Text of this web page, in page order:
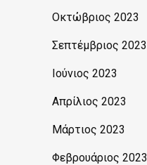
Οκτώβριος 2023
Σεπτέμβριος 2023
Ιούνιος 2023
Απρίλιος 2023
Μάρτιος 2023
Φεβρουάριος 2023